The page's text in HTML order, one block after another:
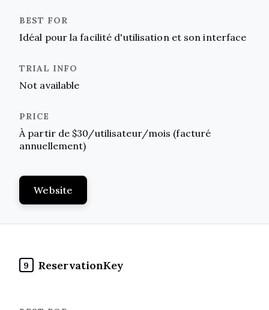
Idéal pour la facilité d'utilisation et son interface
Not available
À partir de $30/utilisateur/mois (facturé
annuellement)
Website
9 ReservationKey